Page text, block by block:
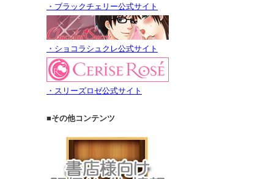
・ブラックチェリー公式サイト
・ショコラシュクレ公式サイト
・スリーズロゼ公式サイト
■その他コンテンツ